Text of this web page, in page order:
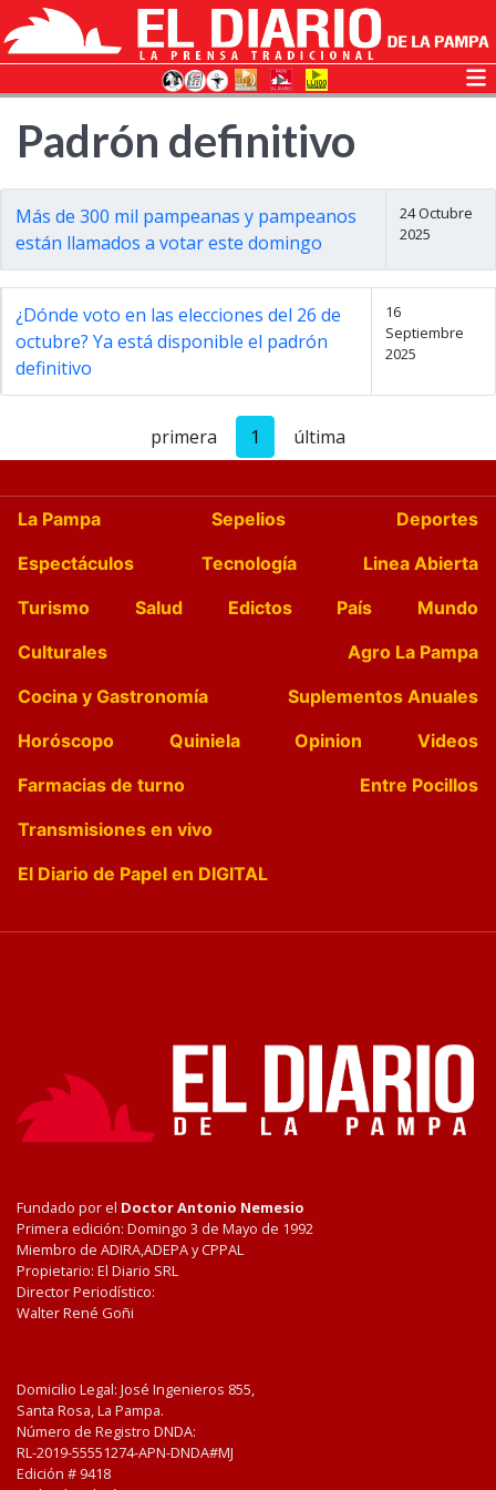
Padrón definitivo
Más de 300 mil pampeanas y pampeanos
están llamados a votar este domingo
24 Octubre
2025
¿Dónde voto en las elecciones del 26 de
octubre? Ya está disponible el padrón
definitivo
16
Septiembre
2025
primera 1 última
La Pampa Sepelios
Deportes
Espectáculos
Tecnología
Linea Abierta
Turismo
Salud Edictos País
Mundo
Culturales
Agro La Pampa
Cocina y Gastronomía
Suplementos Anuales
Horóscopo
Quiniela Opinion
Videos
Farmacias de turno
Entre Pocillos
Transmisiones en vivo
El Diario de Papel en DIGITAL
Fundado por el Doctor Antonio Nemesio
Primera edición: Domingo 3 de Mayo de 1992
Miembro de ADIRA,ADEPA y CPPAL
Propietario: El Diario SRL
Director Periodístico:
Walter René Goñi
Domicilio Legal: José Ingenieros 855,
Santa Rosa, La Pampa.
Número de Registro DNDA:
RL-2019-55551274-APN-DNDA#MJ
Edición # 9418